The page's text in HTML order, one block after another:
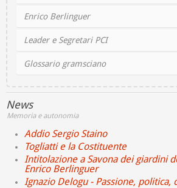
Enrico Berlinguer
Leader e Segretari PCI
Glossario gramsciano
News
Memoria e autonomia
Addio Sergio Staino
Togliatti e la Costituente
Intitolazione a Savona dei giardini
Enrico Berlinguer
Ignazio Delogu - Passione, politica,